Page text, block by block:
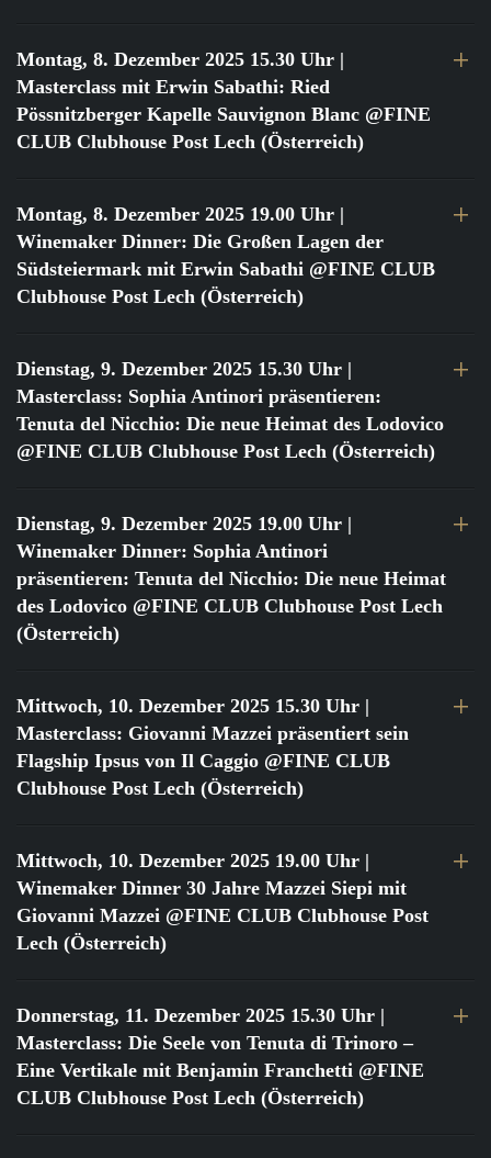
Montag, 8. Dezember 2025 15.30 Uhr |
Masterclass mit Erwin Sabathi: Ried
Pössnitzberger Kapelle Sauvignon Blanc @FINE
CLUB Clubhouse Post Lech (Österreich)
Montag, 8. Dezember 2025 19.00 Uhr |
Winemaker Dinner: Die Großen Lagen der
Südsteiermark mit Erwin Sabathi @FINE CLUB
Clubhouse Post Lech (Österreich)
Dienstag, 9. Dezember 2025 15.30 Uhr |
Masterclass: Sophia Antinori präsentieren:
Tenuta del Nicchio: Die neue Heimat des Lodovico
@FINE CLUB Clubhouse Post Lech (Österreich)
Dienstag, 9. Dezember 2025 19.00 Uhr |
Winemaker Dinner: Sophia Antinori
präsentieren: Tenuta del Nicchio: Die neue Heimat
des Lodovico @FINE CLUB Clubhouse Post Lech
(Österreich)
Mittwoch, 10. Dezember 2025 15.30 Uhr |
Masterclass: Giovanni Mazzei präsentiert sein
Flagship Ipsus von Il Caggio @FINE CLUB
Clubhouse Post Lech (Österreich)
Mittwoch, 10. Dezember 2025 19.00 Uhr |
Winemaker Dinner 30 Jahre Mazzei Siepi mit
Giovanni Mazzei @FINE CLUB Clubhouse Post
Lech (Österreich)
Donnerstag, 11. Dezember 2025 15.30 Uhr |
Masterclass: Die Seele von Tenuta di Trinoro –
Eine Vertikale mit Benjamin Franchetti @FINE
CLUB Clubhouse Post Lech (Österreich)